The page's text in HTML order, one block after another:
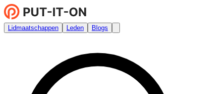
Lidmaatschappen Leden Blogs